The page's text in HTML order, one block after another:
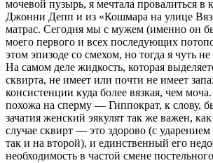
мочевой пузырь, я мечтала провалиться в
Джонни Депп и из «Кошмара на улице
матрас. Сегодня мы с мужем (именно он
моего первого и всех последующих
этом эпизоде со смехом, но тогда я чуть
На самом деле жидкость, которая
сквирта, не имеет или почти не имеет
консистенции куда более вязкая, чем
похожа на сперму — Гиппократ, к слову,
зачатия женский эякулят так же важен,
случае сквирт — это здорово (с
так и на второй), и единственный его
необходимость в частой смене